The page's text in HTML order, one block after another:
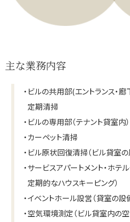
主な業務内容
・ ビルの共用部(エントランス・
定期清掃
・ ビルの専用部（テナント貸室
・カーペット清掃
・ ビル原状回復清掃（ビル貸室の
・サービスアパートメント・ホテ
定期的なハウスキーピング）
・イベントホール設営（貸室の設
・空気環境測定（ビル貸室内の空